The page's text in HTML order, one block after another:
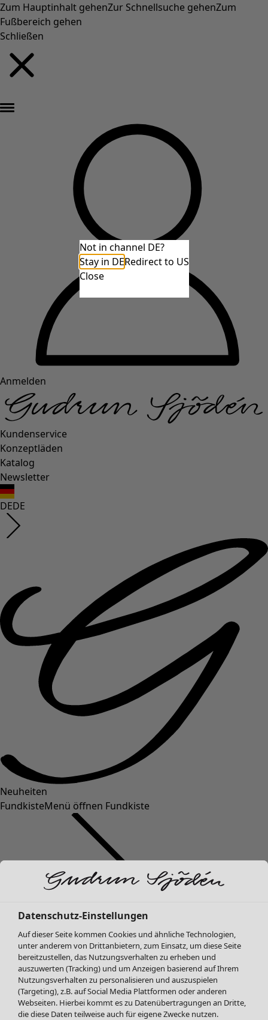
Zum Hauptinhalt gehenZur Schnellsuche gehenZum
Fußbereich gehen
Schließen
Anmelden
Kundenservice
Konzeptläden
Katalog
Newsletter
DEDE
Neuheiten
FundkisteMenü öffnen Fundkiste
Alle anzeigen
Kleider
Tuniken
Blusen
Pullover & Shirts
Strickjacken
Not in channel DE?
Stay in DERedirect to US
Close
Datenschutz-Einstellungen
Auf dieser Seite kommen Cookies und ähnliche Technologien,
unter anderem von Drittanbietern, zum Einsatz, um diese Seite
bereitzustellen, das Nutzungsverhalten zu erheben und
auszuwerten (Tracking) und um Anzeigen basierend auf Ihrem
Nutzungsverhalten zu personalisieren und auszuspielen
(Targeting), z.B. auf Social Media Plattformen oder anderen
Webseiten. Hierbei kommt es zu Datenübertragungen an Dritte,
die diese Daten teilweise auch für eigene Zwecke nutzen.